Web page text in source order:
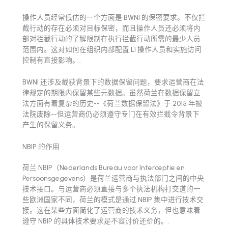
操作人员经常低估的一个方面是 BWNI 的保密要求。不仅拦
截行动的存在必须对目标保密，而且操作人员还必须将内
部对拦截行动的了解限制在执行拦截行动所需的最少人员
范围内。这对如何在组织内部配置 LI 操作人员和实施访问
控制有直接影响。.
BWNI 还涉及截获背景下的数据保留问题，要求运营商在法
律规定的期限内保留某些元数据。虽然荷兰在数据保留立
法方面有着复杂的历史--《荷兰数据保留法》于 2015 年被
法院废除--但运营商仍必须遵守专门在有效拦截令背景下
产生的保留义务。.
NBIP 的作用
荷兰 NBIP（Nederlands Bureau voor Interceptie en
Persoonsgegevens）是荷兰运营商与执法部门之间的中央
技术接口。与运营商必须直接与多个执法机构打交道的一
些欧洲国家不同，荷兰的模式是通过 NBIP 集中进行技术交
接。这在某些方面简化了运营商的技术义务，但也意味着
遵守 NBIP 的具体技术要求是不容讨价还价的。.